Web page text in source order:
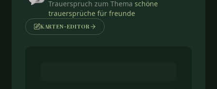
Trauerspruch zum Thema schöne
trauersprüche für freunde
KARTEN-EDITOR